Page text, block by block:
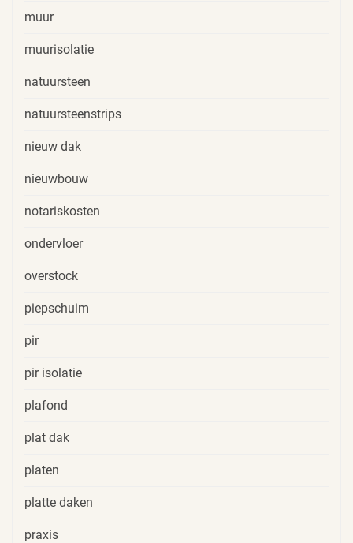
muur
muurisolatie
natuursteen
natuursteenstrips
nieuw dak
nieuwbouw
notariskosten
ondervloer
overstock
piepschuim
pir
pir isolatie
plafond
plat dak
platen
platte daken
praxis